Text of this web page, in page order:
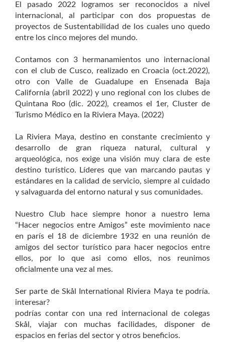
El pasado 2022 logramos ser reconocidos a nivel
internacional, al participar con dos propuestas de
proyectos de Sustentabilidad de los cuales uno quedo
entre los cinco mejores del mundo.
Contamos con 3 hermanamientos uno internacional
con el club de Cusco, realizado en Croacia (oct.2022),
otro con Valle de Guadalupe en Ensenada Baja
California (abril 2022) y uno regional con los clubes de
Quintana Roo (dic. 2022), creamos el 1er, Cluster de
Turismo Médico en la Riviera Maya. (2022)
La Riviera Maya, destino en constante crecimiento y
desarrollo de gran riqueza natural, cultural y
arqueológica, nos exige una visión muy clara de este
destino turístico. Líderes que van marcando pautas y
estándares en la calidad de servicio, siempre al cuidado
y salvaguarda del entorno natural y sus comunidades.
Nuestro Club hace siempre honor a nuestro lema
“Hacer negocios entre Amigos” este movimiento nace
en parís el 18 de diciembre 1932 en una reunión de
amigos del sector turístico para hacer negocios entre
ellos, por lo que asi como ellos, nos reunimos
oficialmente una vez al mes.
Ser parte de Skål International Riviera Maya te podría.
interesar?
podrías contar con una red internacional de colegas
Skål, viajar con muchas facilidades, disponer de
espacios en ferias del sector y otros beneficios.